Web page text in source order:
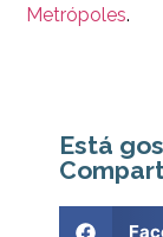
Metrópoles.
Está